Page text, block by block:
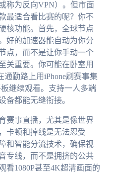
称为反向VPN）。但市面
最适合看比赛的呢？你不
核功能。首先，全球节点
好的加速器能自动为你分
点，而不是让你手动一个
关重要。你可能在卧室用
通勤路上用iPhone刷赛事集
继续观看。支持一人多端
备都能无缝衔接。
赛事直播，尤其是像世界
卡顿和掉线是无法忍受
和智能分流技术，确保视
专线，而不是拥挤的公共
看1080P甚至4K超清画面的